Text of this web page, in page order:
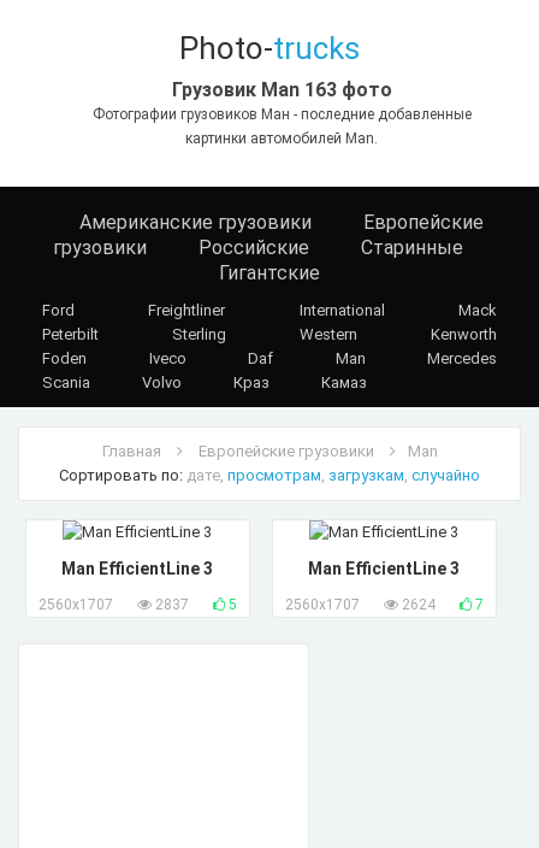
Photo-trucks
Грузовик Man 163 фото
Фотографии грузовиков Ман - последние добавленные
картинки автомобилей Man.
Американские грузовики
Европейские
грузовики
Российские
Старинные
Гигантские
Ford Freightliner International
Mack
Peterbilt
Sterling Western
Kenworth
Foden
Iveco Daf Man
Mercedes
Scania
Volvo Краз Камаз
Главная Европейские грузовики
Man
Сортировать по: дате, просмотрам, загрузкам, случайно
Man EfficientLine 3
2560x1707 5
2837
Man EfficientLine 3
2560x1707 7
2624